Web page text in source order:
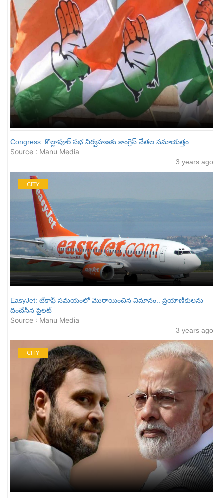
Congress: కొల్లాపూర్ స‌భ నిర్వ‌హ‌ణ‌కు కాంగ్రెస్ నేత‌ల స‌మాయ‌త్తం
Source : Manu Media
3 years ago
CITY
EasyJet: టేకాఫ్ సమయంలో మొరాయించిన విమానం.. ప్రయాణికులను
దించేసిన పైలట్
Source : Manu Media
3 years ago
CITY